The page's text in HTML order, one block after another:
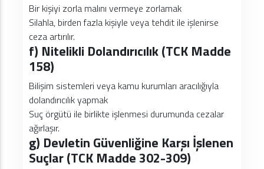
Bir kişiyi zorla malını vermeye zorlamak
Silahla, birden fazla kişiyle veya tehdit ile işlenirse
ceza artırılır.
f) Nitelikli Dolandırıcılık (TCK Madde
158)
Bilişim sistemleri veya kamu kurumları aracılığıyla
dolandırıcılık yapmak
Suç örgütü ile birlikte işlenmesi durumunda cezalar
ağırlaşır.
g) Devletin Güvenliğine Karşı İşlenen
Suçlar (TCK Madde 302-309)